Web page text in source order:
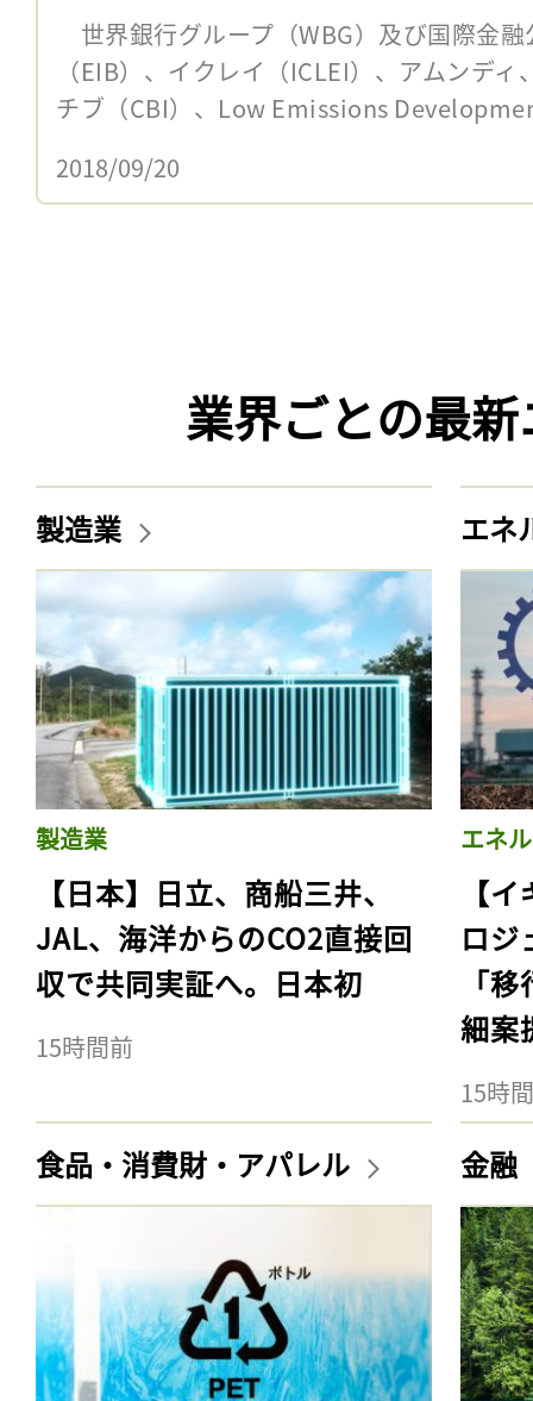
世界銀行グループ（WBG）及び国際金
（EIB）、イクレイ（ICLEI）、アムンデ
チブ（CBI）、Low Emissions
2018/09/20
業界ごとの最
製造業
製造業
【日本】日立、商船三井、
JAL、海洋からのCO2直接回
収で共同実証へ。日本初
15時間前
エネ
エネ
【
ロジ
「
細案
15時
食品・消費財・アパレル 金融